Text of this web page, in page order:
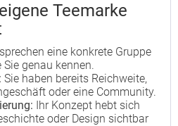
Teemarke
eine konkrete Gruppe
genau kennen.
Sie haben bereits Reichweite,
oder eine Community.
Ihr Konzept hebt sich
oder Design sichtbar